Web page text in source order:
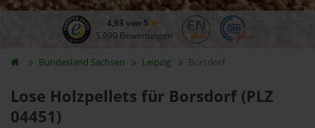
4,93 von 5
5.090 Bewertungen
Bundesland Sachsen Leipzig Borsdorf
Lose Holzpellets für Borsdorf (PLZ
04451)